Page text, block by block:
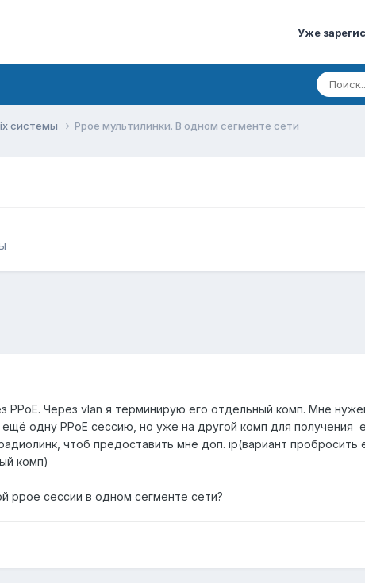
Уже
системы Ppoe мультилинки. В одном сегменте сети
PPoE. Через vlan я терминирую его отдельный комп. Мне
одну PPoE сессию, но уже на другой комп для получения
чтоб предоставить мне доп. ip(вариант пробросить
комп)
ppoe сессии в одном сегменте сети?